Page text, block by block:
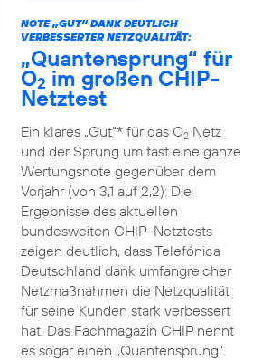
NOTE „GUT“ DANK DEUTLICH
VERBESSERTER NETZQUALITÄT:
„Quantensprung“ für
O2 im großen CHIP-
Netztest
Ein klares „Gut“* für das O2Netz
und der Sprung um fast eine ganze
Wertungsnote gegenüber dem
Vorjahr (von 3,1 auf 2,2): Die
Ergebnisse des aktuellen
bundesweiten CHIP-Netztests
zeigen deutlich, dass Telefónica
Deutschland dank umfangreicher
Netzmaßnahmen die Netzqualität
für seine Kunden stark verbessert
hat. Das Fachmagazin CHIP nennt
es sogar einen „Quantensprung“.